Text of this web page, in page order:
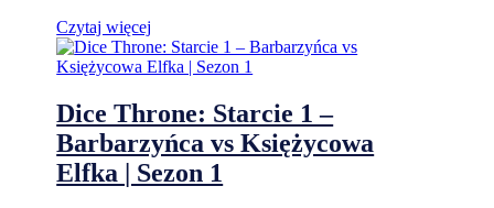
Czytaj więcej
Dice Throne: Starcie 1 –
Barbarzyńca vs Księżycowa
Elfka | Sezon 1